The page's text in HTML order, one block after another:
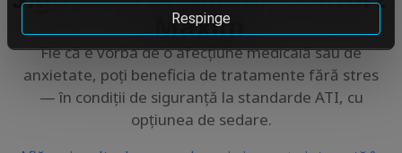
Respinge
Maxim
Fie că e vorba de o afecțiune medicală sau de
anxietate, poți beneficia de tratamente fără stres
— în condiții de siguranță la standarde ATI, cu
opțiunea de sedare.